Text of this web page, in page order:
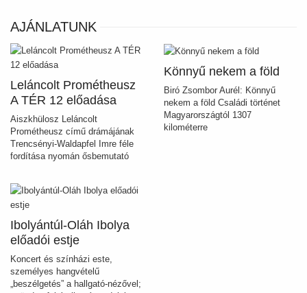
AJÁNLATUNK
Leláncolt Prométheusz
A TÉR 12 előadása
Aiszkhülosz Leláncolt
Prométheusz című drámájának
Trencsényi-Waldapfel Imre féle
fordítása nyomán ősbemutató
Könnyű nekem a föld
Biró Zsombor Aurél: Könnyű
nekem a föld Családi történet
Magyarországtól 1307
kilométerre
Ibolyántúl-Oláh Ibolya
előadói estje
Koncert és színházi este,
személyes hangvételű
„beszélgetés” a hallgató-nézővel;